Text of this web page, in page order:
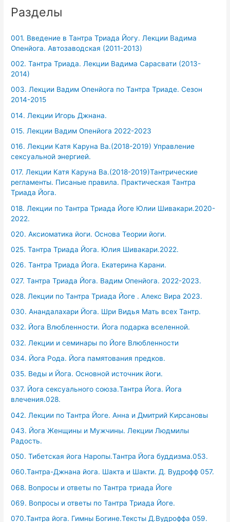
Разделы
001. Введение в Тантра Триада Йогу. Лекции Вадима
Опенйога. Автозаводская (2011-2013)
002. Тантра Триада. Лекции Вадима Сарасвати (2013-
2014)
003. Лекции Вадим Опенйога по Тантра Триаде. Сезон
2014-2015
014. Лекции Игорь Джнана.
015. Лекции Вадим Опенйога 2022-2023
016. Лекции Катя Каруна Ва.(2018-2019) Управление
сексуальной энергией.
017. Лекции Катя Каруна Ва.(2018-2019)Тантрические
регламенты. Писаные правила. Практическая Тантра
Триада Йога.
018. Лекции по Тантра Триада Йоге Юлии Шивакари.2020-
2022.
020. Аксиоматика йоги. Основа Теории йоги.
025. Тантра Триада Йога. Юлия Шивакари.2022.
026. Тантра Триада Йога. Екатерина Карани.
027. Тантра Триада Йога. Вадим Опенйога. 2022-2023.
028. Лекции по Тантра Триада Йоге . Алекс Вира 2023.
030. Анандалахари Йога. Шри Видья Мать всех Тантр.
032. Йога Влюбленности. Йога подарка вселенной.
032. Лекции и семинары по Йоге Влюбленности
034. Йога Рода. Йога памятования предков.
035. Веды и Йога. Основной источник йоги.
037. Йога сексуального союза.Тантра Йога. Йога
влечения.028.
042. Лекции по Тантра Йоге. Анна и Дмитрий Кирсановы
043. Йога Женщины и Мужчины. Лекции Людмилы
Радость.
050. Тибетская йога Наропы.Тантра Йога буддизма.053.
060.Тантра-Джнана йога. Шакта и Шакти. Д. Вудрофф 057.
068. Вопросы и ответы по Тантра триада Йоге
069. Вопросы и ответы по Тантра Триада Йоге.
070.Тантра йога. Гимны Богине.Тексты Д.Вудроффа 059.